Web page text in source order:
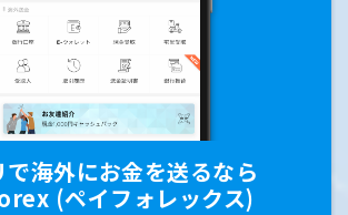
で海外にお金を送るなら
(ペイフォレックス)